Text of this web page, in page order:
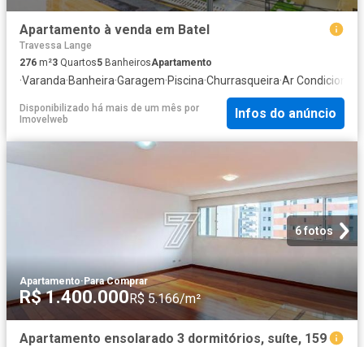
Apartamento à venda em Batel
Travessa Lange
276 m²3 Quartos5 BanheirosApartamento
·Varanda·Banheira·Garagem·Piscina·Churrasqueira·Ar
Disponibilizado há mais de um mês por
Imovelweb
Infos do anúncio
6 fotos
Apartamento·Para Comprar
R$ 1.400.000R$ 5.166/m²
Apartamento ensolarado 3 dormitórios, suíte, 159